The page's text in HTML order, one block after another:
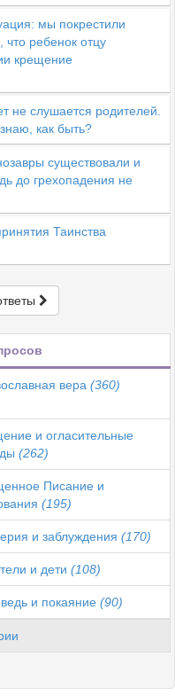
мы покрестили
ребенок отцу
крещение
не слушается родителей.
как быть?
существовали и
до грехопадения не
Таинства
вера (360)
и огласительные
(262)
Писание и
(195)
и заблуждения (170)
и дети (108)
и покаяние (90)